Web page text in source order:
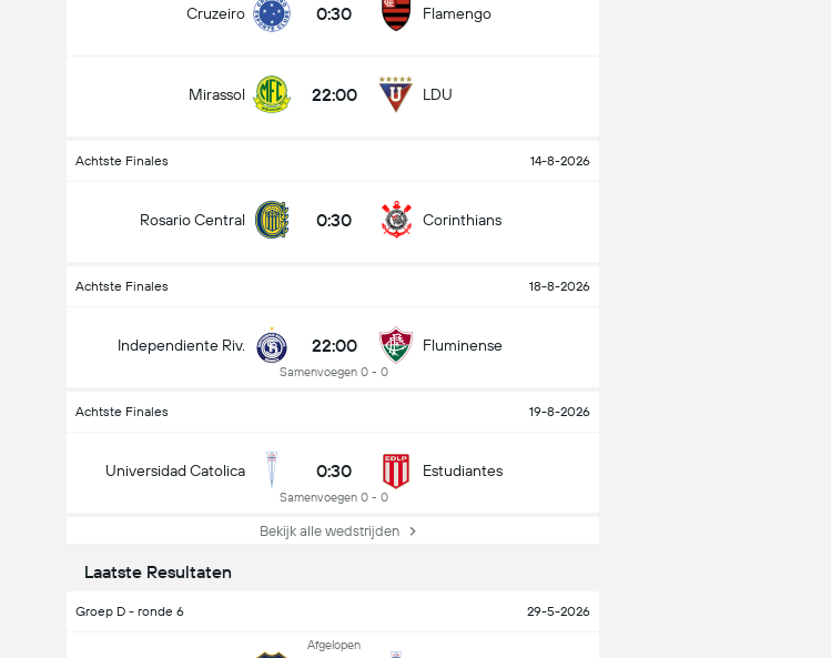
Cruzeiro 0:30 Flamengo
Mirassol 22:00 LDU
Achtste Finales 14-8-2026
Rosario Central 0:30 Corinthians
Achtste Finales 18-8-2026
Independiente Riv. 22:00
Samenvoegen 0 - 0
Fluminense
Achtste Finales 19-8-2026
Universidad Catolica 0:30
Samenvoegen 0 - 0
Estudiantes
Bekijk alle wedstrijden
Laatste Resultaten
Groep D - ronde 6 29-5-2026
Afgelopen